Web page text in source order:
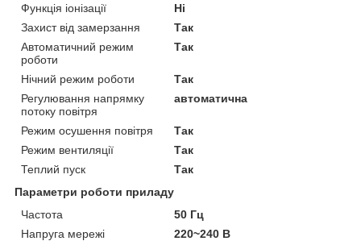
Функція іонізації
Ні
Захист від замерзання
Так
Автоматичний режим
роботи
Так
Нічний режим роботи
Так
Регулювання напрямку
потоку повітря
автоматична
Режим осушення повітря
Так
Режим вентиляції
Так
Теплий пуск
Так
Параметри роботи приладу
Частота
50 Гц
Напруга мережі
220~240 В